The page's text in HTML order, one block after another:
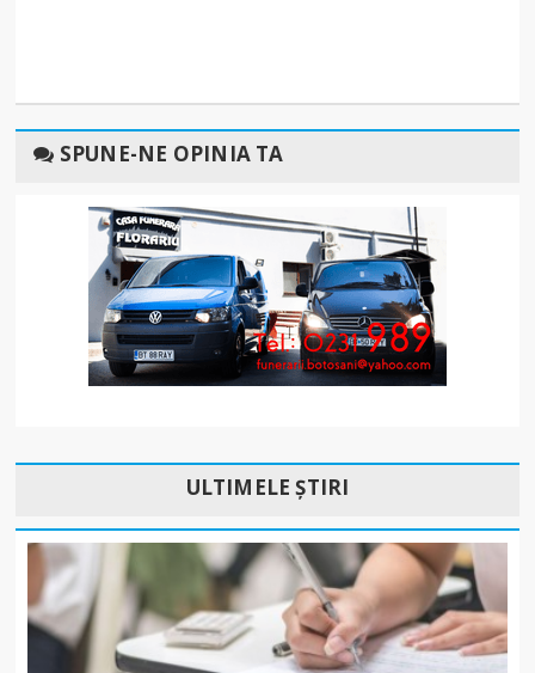
SPUNE-NE OPINIA TA
ULTIMELE ȘTIRI